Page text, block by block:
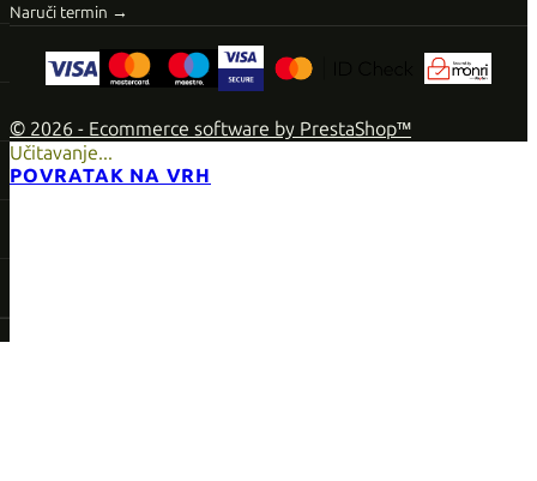
Naruči termin →
© 2026 - Ecommerce software by PrestaShop™
Učitavanje...
POVRATAK NA VRH